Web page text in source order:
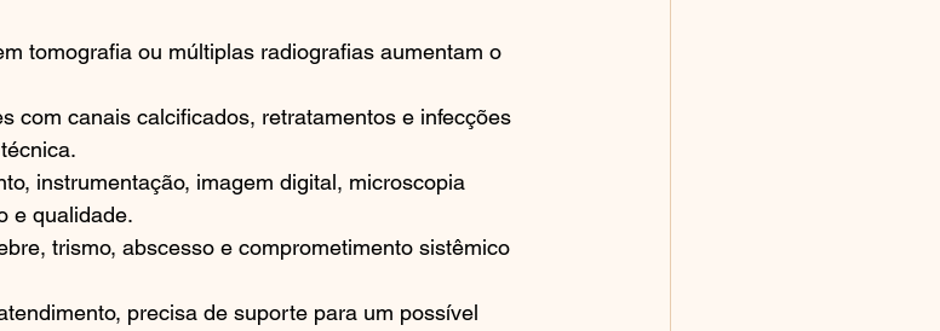
tomografia ou múltiplas radiografias aumentam o
com canais calcificados, retratamentos e infecções
instrumentação, imagem digital, microscopia
e qualidade.
trismo, abscesso e comprometimento sistêmico
precisa de suporte para um possível